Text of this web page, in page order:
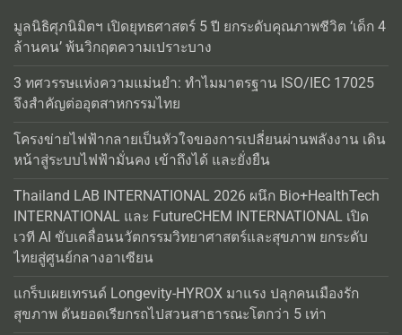
มูลนิธิศุภนิมิตฯ เปิดยุทธศาสตร์ 5 ปี ยกระดับคุณภาพชีวิต ‘เด็ก 4
ล้านคน’ พ้นวิกฤตความเปราะบาง
3 ทศวรรษแห่งความแม่นยำ: ทำไมมาตรฐาน ISO/IEC 17025
จึงสำคัญต่ออุตสาหกรรมไทย
โครงข่ายไฟฟ้ากลายเป็นหัวใจของการเปลี่ยนผ่านพลังงาน เดิน
หน้าสู่ระบบไฟฟ้ามั่นคง เข้าถึงได้ และยั่งยืน
Thailand LAB INTERNATIONAL 2026 ผนึก Bio+HealthTech
INTERNATIONAL และ FutureCHEM INTERNATIONAL เปิด
เวที AI ขับเคลื่อนนวัตกรรมวิทยาศาสตร์และสุขภาพ ยกระดับ
ไทยสู่ศูนย์กลางอาเซียน
แกร็บเผยเทรนด์ Longevity-HYROX มาแรง ปลุกคนเมืองรัก
สุขภาพ ดันยอดเรียกรถไปสวนสาธารณะโตกว่า 5 เท่า